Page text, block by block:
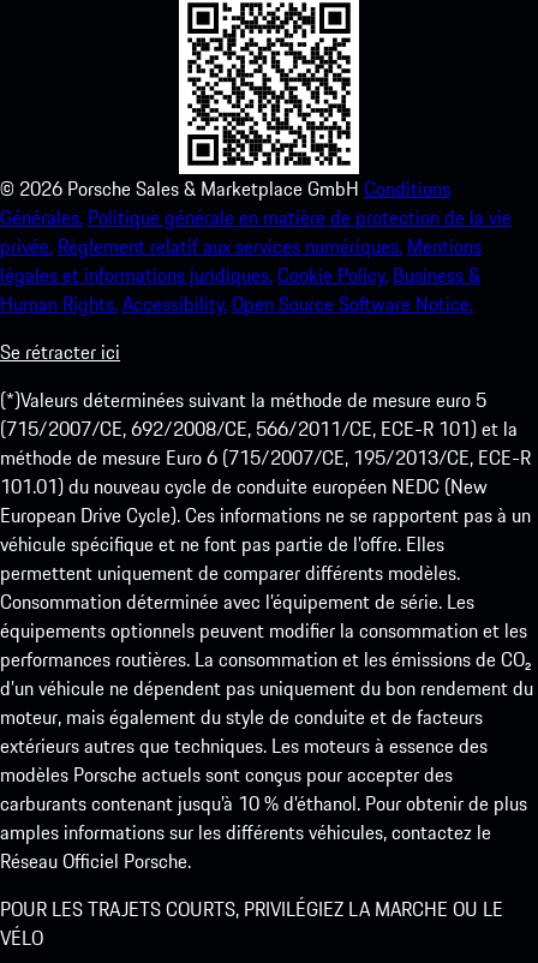
© 2026 Porsche Sales & Marketplace GmbH Conditions
Générales. Politique générale en matière de protection de la vie
privée. Règlement relatif aux services numériques. Mentions
légales et informations juridiques.Cookie Policy. Business &
Human Rights.Accessibility.Open Source Software Notice.
Se rétracter ici
(*)Valeurs déterminées suivant la méthode de mesure euro 5
(715/2007/CE, 692/2008/CE, 566/2011/CE, ECE-R 101) et la
méthode de mesure Euro 6 (715/2007/CE, 195/2013/CE, ECE-R
101.01) du nouveau cycle de conduite européen NEDC (New
European Drive Cycle). Ces informations ne se rapportent pas à un
véhicule spécifique et ne font pas partie de l’offre. Elles
permettent uniquement de comparer différents modèles.
Consommation déterminée avec l’équipement de série. Les
équipements optionnels peuvent modifier la consommation et les
performances routières. La consommation et les émissions de CO₂
d’un véhicule ne dépendent pas uniquement du bon rendement du
moteur, mais également du style de conduite et de facteurs
extérieurs autres que techniques. Les moteurs à essence des
modèles Porsche actuels sont conçus pour accepter des
carburants contenant jusqu’à 10 % d’éthanol. Pour obtenir de plus
amples informations sur les différents véhicules, contactez le
Réseau Officiel Porsche.
POUR LES TRAJETS COURTS, PRIVILÉGIEZ LA MARCHE OU LE
VÉLO